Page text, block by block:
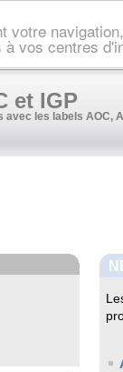
votre
à vos centres
et IGP
avec les labels AOC,